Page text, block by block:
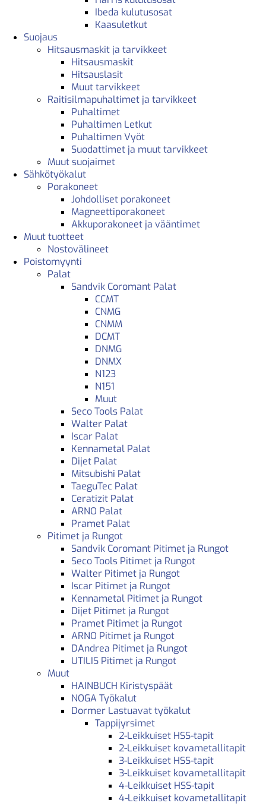
Ibeda kulutusosat
Kaasuletkut
Suojaus
Hitsausmaskit ja tarvikkeet
Hitsausmaskit
Hitsauslasit
Muut tarvikkeet
Raitisilmapuhaltimet ja tarvikkeet
Puhaltimet
Puhaltimen Letkut
Puhaltimen Vyöt
Suodattimet ja muut tarvikkeet
Muut suojaimet
Sähkötyökalut
Porakoneet
Johdolliset porakoneet
Magneettiporakoneet
Akkuporakoneet ja vääntimet
Muut tuotteet
Nostovälineet
Poistomyynti
Palat
Sandvik Coromant Palat
CCMT
CNMG
CNMM
DCMT
DNMG
DNMX
N123
N151
Muut
Seco Tools Palat
Walter Palat
Iscar Palat
Kennametal Palat
Dijet Palat
Mitsubishi Palat
TaeguTec Palat
Ceratizit Palat
ARNO Palat
Pramet Palat
Pitimet ja Rungot
Sandvik Coromant Pitimet ja Rungot
Seco Tools Pitimet ja Rungot
Walter Pitimet ja Rungot
Iscar Pitimet ja Rungot
Kennametal Pitimet ja Rungot
Dijet Pitimet ja Rungot
Pramet Pitimet ja Rungot
ARNO Pitimet ja Rungot
DAndrea Pitimet ja Rungot
UTILIS Pitimet ja Rungot
Muut
HAINBUCH Kiristyspäät
NOGA Työkalut
Dormer Lastuavat työkalut
Tappijyrsimet
2-Leikkuiset HSS-tapit
2-Leikkuiset kovametallitapit
3-Leikkuiset HSS-tapit
3-Leikkuiset kovametallitapit
4-Leikkuiset HSS-tapit
4-Leikkuiset kovametallitapit